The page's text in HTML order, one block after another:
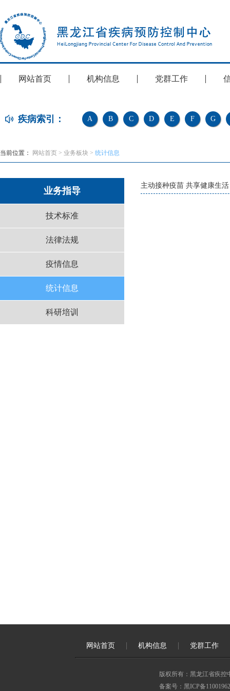
网站首页 机构信息 党群工作
疾病索引： A B C D E F G
当前位置： 网站首页 > 业务板块 > 统计信息
业务指导
技术标准
法律法规
疫情信息
统计信息
科研培训
主动接种疫苗 共享健康生活
网站首页 机构信息 党群工作
版权所有：黑龙江省疾控
备案号：黑ICP备